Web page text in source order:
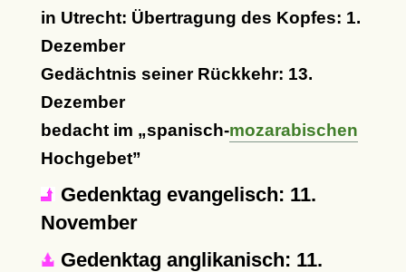
in Utrecht: Übertragung des Kopfes: 1.
Dezember
Gedächtnis seiner Rückkehr: 13.
Dezember
bedacht im
spanisch-mozarabischen
Hochgebet
Gedenktag evangelisch: 11.
November
Gedenktag anglikanisch: 11.